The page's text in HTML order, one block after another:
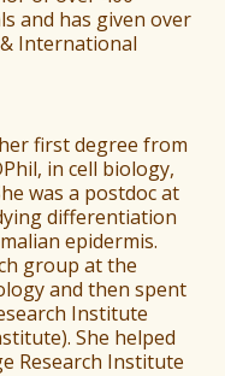
and has given over
International
first degree from
in cell biology,
was a postdoc at
differentiation
epidermis.
group at the
and then spent
Institute
She helped
Research Institute